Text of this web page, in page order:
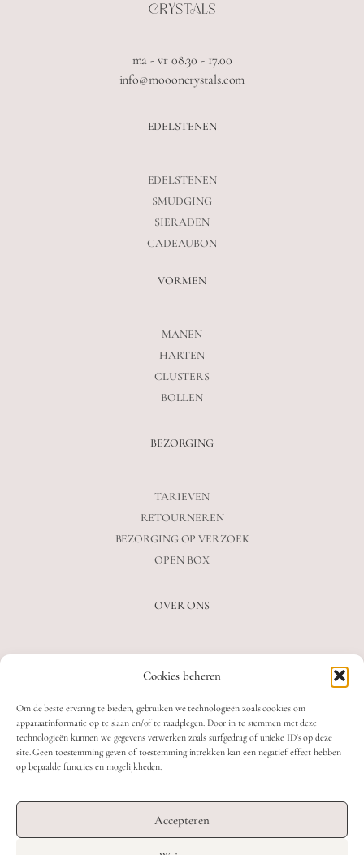
Cookies beheren
Om de beste ervaring te bieden, gebruiken we technologieën zoals cookies om
apparaatinformatie op te slaan en/of te raadplegen. Door in te stemmen met deze
technologieën kunnen we gegevens verwerken zoals surfgedrag of unieke ID's op deze
site. Geen toestemming geven of toestemming intrekken kan een negatief effect hebben
op bepaalde functies en mogelijkheden.
Accepteren
ma - vr 08.30 - 17.00
info@moooncrystals.com
EDELSTENEN
EDELSTENEN
SMUDGING
SIERADEN
CADEAUBON
VORMEN
MANEN
HARTEN
CLUSTERS
BOLLEN
BEZORGING
TARIEVEN
RETOURNEREN
BEZORGING OP VERZOEK
OPEN BOX
OVER ONS
VEELGESTELDE VRAGEN
OVER ONS
CONTACT